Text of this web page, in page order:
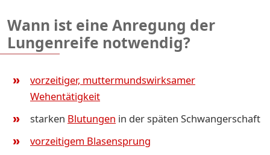
Wann ist eine Anregung der
Lungenreife notwendig?
vorzeitiger, muttermundswirksamer
Wehentätigkeit
starken Blutungen in der späten Schwangerschaft
vorzeitigem Blasensprung